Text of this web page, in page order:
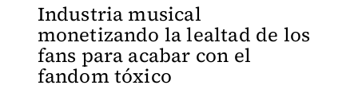
Industria musical
monetizando la lealtad de los
fans para acabar con el
fandom tóxico